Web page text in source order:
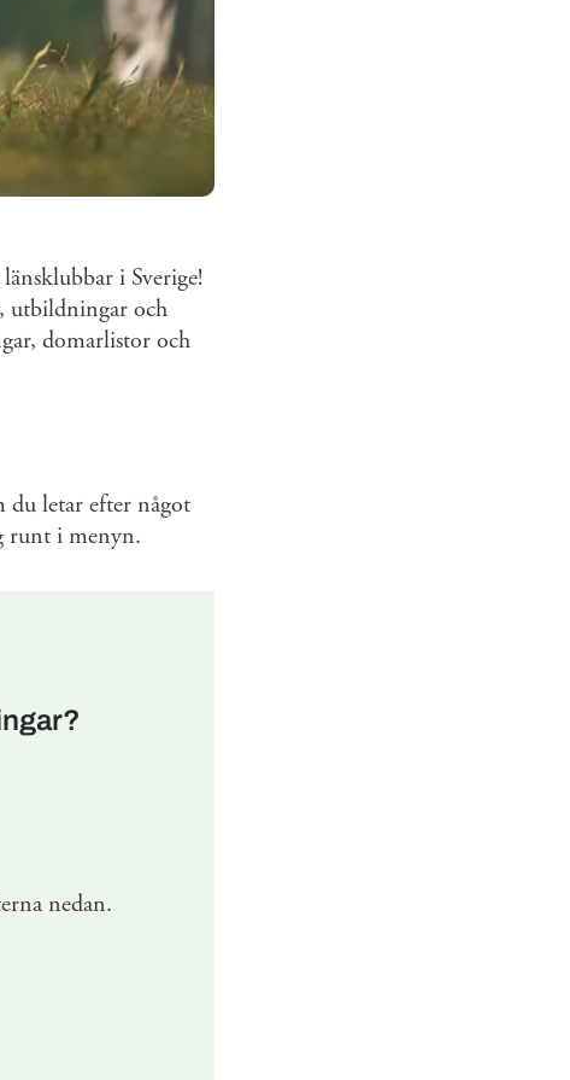
i Sverige!
utbildningar och
domarlistor och
letar efter något
runt i menyn.
nedan.